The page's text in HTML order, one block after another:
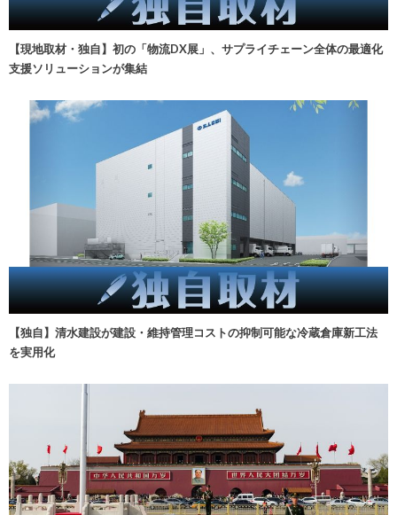
【現地取材・独自】初の「物流DX展」、サプライチェーン全体の最適化
支援ソリューションが集結
【独自】清水建設が建設・維持管理コストの抑制可能な冷蔵倉庫新工法
を実用化